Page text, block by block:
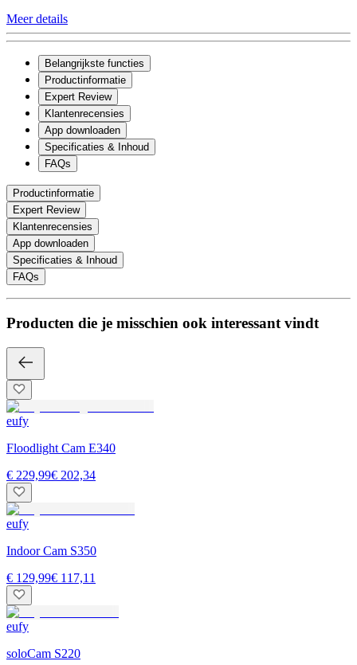
Meer details
Belangrijkste functies
Productinformatie
Expert Review
Klantenrecensies
App downloaden
Specificaties & Inhoud
FAQs
Productinformatie
Expert Review
Klantenrecensies
App downloaden
Specificaties & Inhoud
FAQs
Producten die je misschien ook interessant vindt
eufy
Floodlight Cam E340
€ 229,99€ 202,34
eufy
Indoor Cam S350
€ 129,99€ 117,11
eufy
soloCam S220